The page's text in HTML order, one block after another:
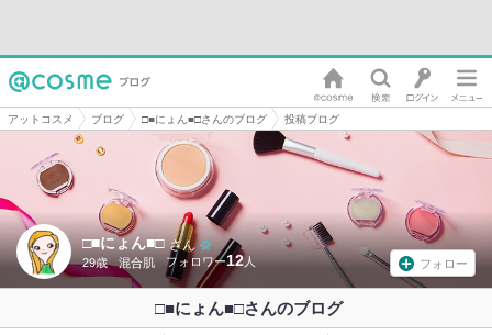
アットコスメ ブログ □■にょん■□さんのブログ 投稿ブログ
□■にょん■□ さん
29歳 混合肌 12 フォロー
□■にょん■□さんのブログ